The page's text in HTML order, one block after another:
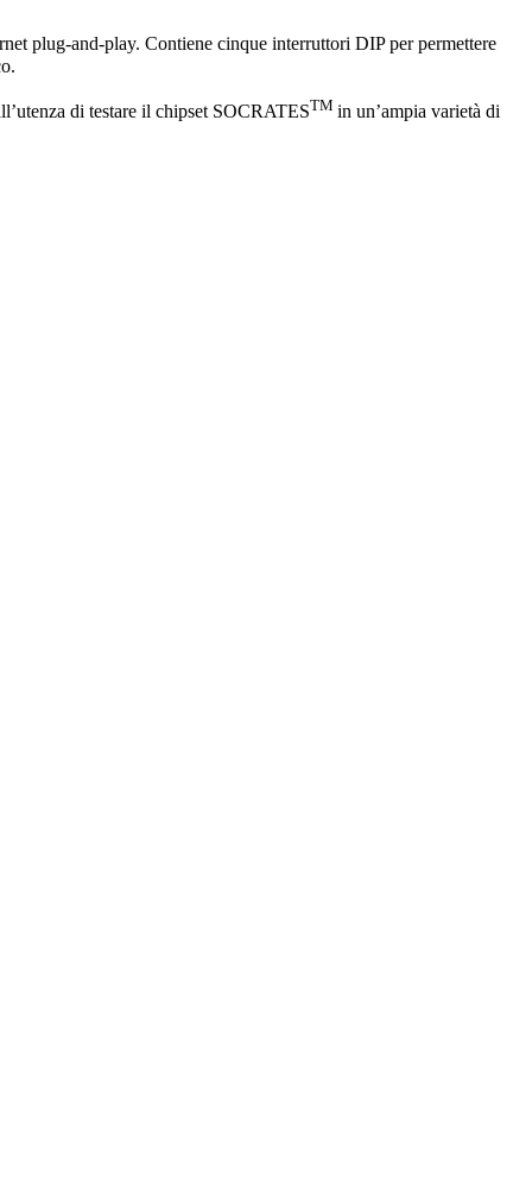
plug-and-play. Contiene cinque interruttori DIP per permettere
di testare il chipset SOCRATESTM in un’ampia varietà di